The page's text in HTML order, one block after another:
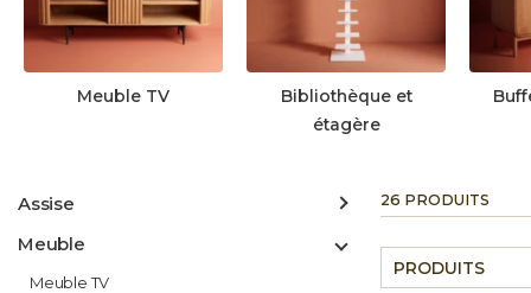
Meuble TV
Bibliothèque et
étagère
Assise
Meuble
Meuble TV
26 PRODUITS
PRODUITS